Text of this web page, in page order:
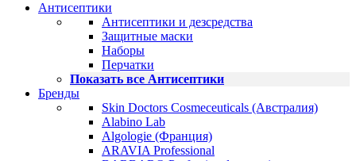
Антисептики
Антисептики и дезсредства
Защитные маски
Наборы
Перчатки
Показать все Антисептики
Бренды
Skin Doctors Cosmeceuticals (Австралия)
Alabino Lab
Algologie (Франция)
ARAVIA Professional